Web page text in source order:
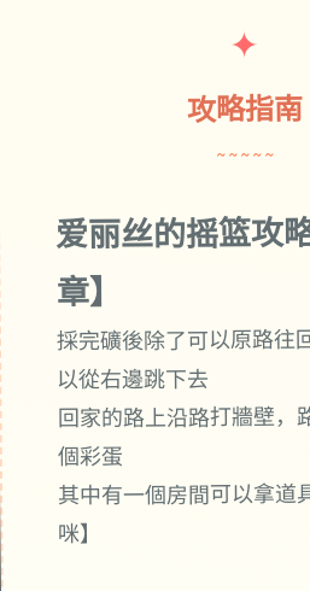
✦
攻略指南
~~~~~
爱丽丝的摇篮攻
章】
採完礦後除了可以原路往
以從右邊跳下去
回家的路上沿路打牆壁，
個彩蛋
其中有一個房間可以拿道
咪】